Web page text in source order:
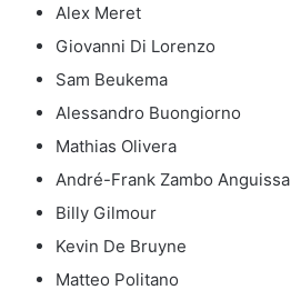
Alex Meret
Giovanni Di Lorenzo
Sam Beukema
Alessandro Buongiorno
Mathias Olivera
André-Frank Zambo Anguissa
Billy Gilmour
Kevin De Bruyne
Matteo Politano